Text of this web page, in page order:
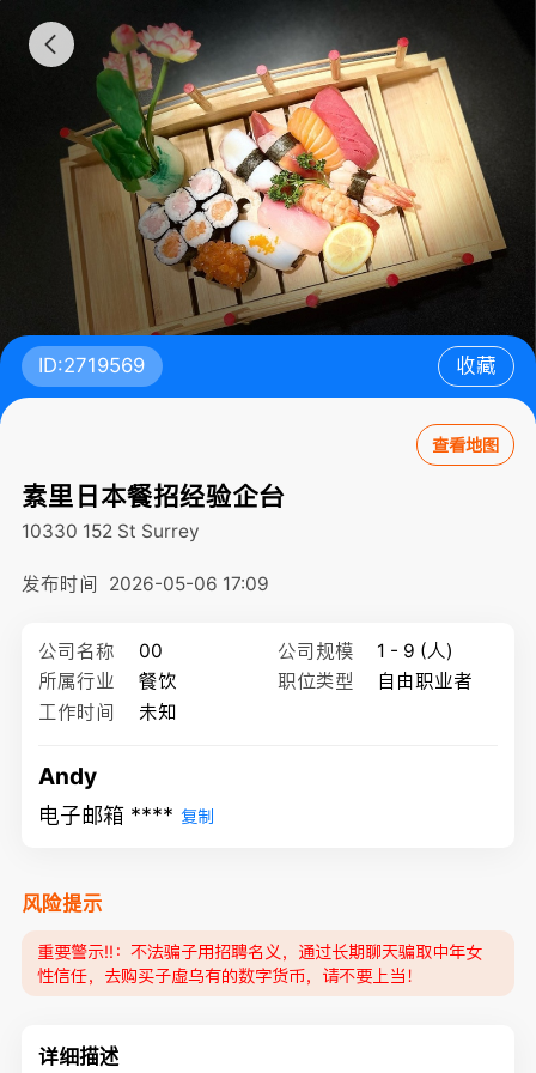
ID:2719569 收藏
查看地图
素里日本餐招经验企台
10330 152 St Surrey
发布时间 2026-05-06 17:09
公司名称 00 公司规模
1 - 9 (人)
所属行业
餐饮 职位类型
自由职业者
工作时间
未知
Andy
电子邮箱 **** 复制
风险提示
重要警示‼️：不法骗子用招聘名义，通过长期聊天骗取中年女
性信任，去购买子虚乌有的数字货币，请不要上当！
详细描述